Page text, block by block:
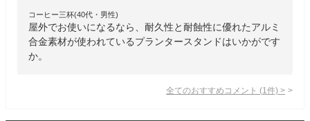
コーヒー三杯(40代・男性)
屋外でお使いになるなら、耐久性と耐蝕性に優れたアルミ
合金素材が使われているプランタースタンドはいかがです
か。
全てのおすすめコメント (1 件) >